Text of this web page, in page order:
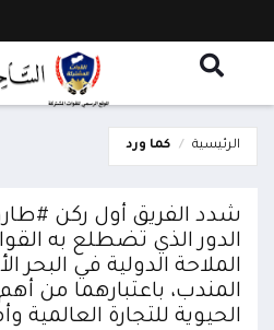
الرئيسية كما ورد
شدد الفريق أول ركن
الدور الذي تضطلع به
الملاحة الدولية في البحر
المندب، باعتبارهما من
الحيوية للتجارة العالمية